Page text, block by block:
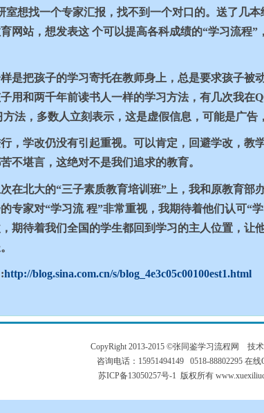
室想找一个专家汇报，找不到一个对口的。送了几
网站，想发表这 个可以提高各科成绩的“学习流程
是把孩子的学习寄托在教师身上，总是要求孩子被
用和两千年前读书人一样的学习方法，有几次我在
方法，多数人立刻表示，这是虚假信息，可能是广告
，学改仍没有引起重视。可以肯定，回避学改，教
不堪言，这绝对不是我们追求的教育。
在北大的“三子素质教育培训班”上，我和原教育部
专家对“学习流 程”非常重视，我期待着他们认可“
期待着我们全国的学生都回到学习的主人位置，让
http://blog.sina.com.cn/s/blog_4e3c05c00100est1.html
CopyRight 2013-2015 ©张同鉴学习流程网 技术
咨询电话：15951494149 0518-88802295 在线
苏ICP备13050257号-1 版权所有